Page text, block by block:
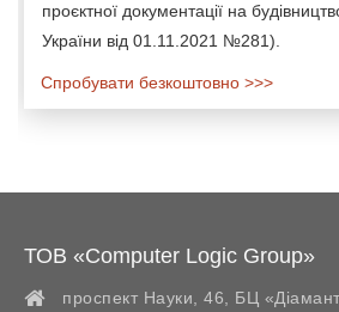
проєктної документації на
України від 01.11.2021 №281).
Спробувати безкоштовно >>>
ТОВ «Computer Logic Group»
проспект Науки, 46, БЦ